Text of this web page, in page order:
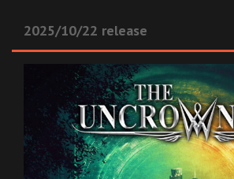
2025/10/22 release